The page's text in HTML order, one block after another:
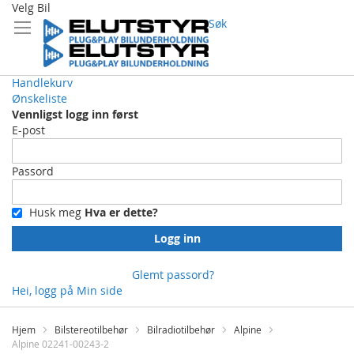
Velg Bil
Søk
Handlekurv
Ønskeliste
Vennligst logg inn først
E-post
Passord
Husk meg Hva er dette?
Logg inn
Glemt passord?
Hei, logg på Min side
Skip
Content
Hjem Bilstereotilbehør Bilradiotilbehør
Alpine
Alpine 02241-00243-2